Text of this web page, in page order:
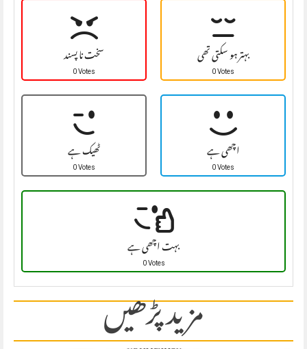
سخت نا پسند
0 Votes بہتر ہو سکتی تھی
0 Votes
ٹھیک ہے
0 Votes اچھی ہے
0 Votes
بہت اچھی ہے
0 Votes
مزید پڑھیں